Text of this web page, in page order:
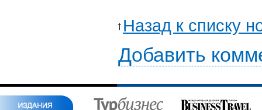
Назад к списку
Добавить